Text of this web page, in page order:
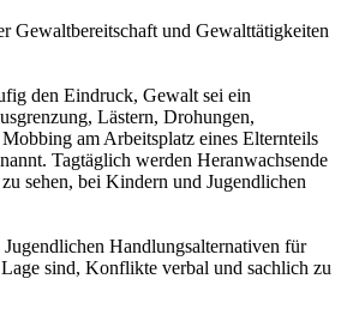
Gewaltbereitschaft und Gewalttätigkeiten
den Eindruck, Gewalt sei ein
Lästern, Drohungen,
am Arbeitsplatz eines Elternteils
Tagtäglich werden Heranwachsende
sehen, bei Kindern und Jugendlichen
Handlungsalternativen für
sind, Konflikte verbal und sachlich zu